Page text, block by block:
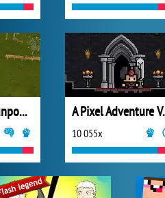
Musketeers Gunpowder vs Steel A
10 055x